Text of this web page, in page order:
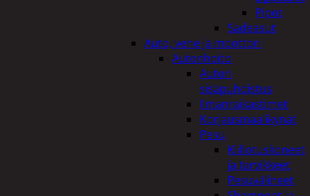
Pipot
Sadeasut
Auto, vene ja moottori
Autonhoito
Auton
sisäpuhdistus
Ilmanraikastimet
Korjausmaalikynät
Pesu
Kiillotuskoneet
ja tarvikkeet
Pesuvälineet